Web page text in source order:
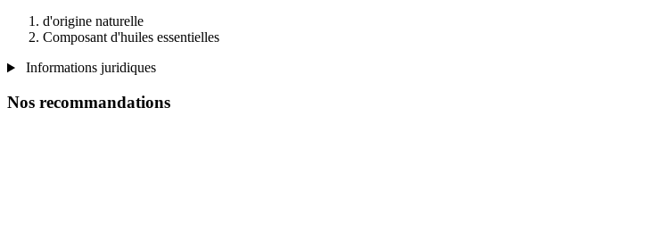
d'origine naturelle
Composant d'huiles essentielles
Informations juridiques
Nos recommandations